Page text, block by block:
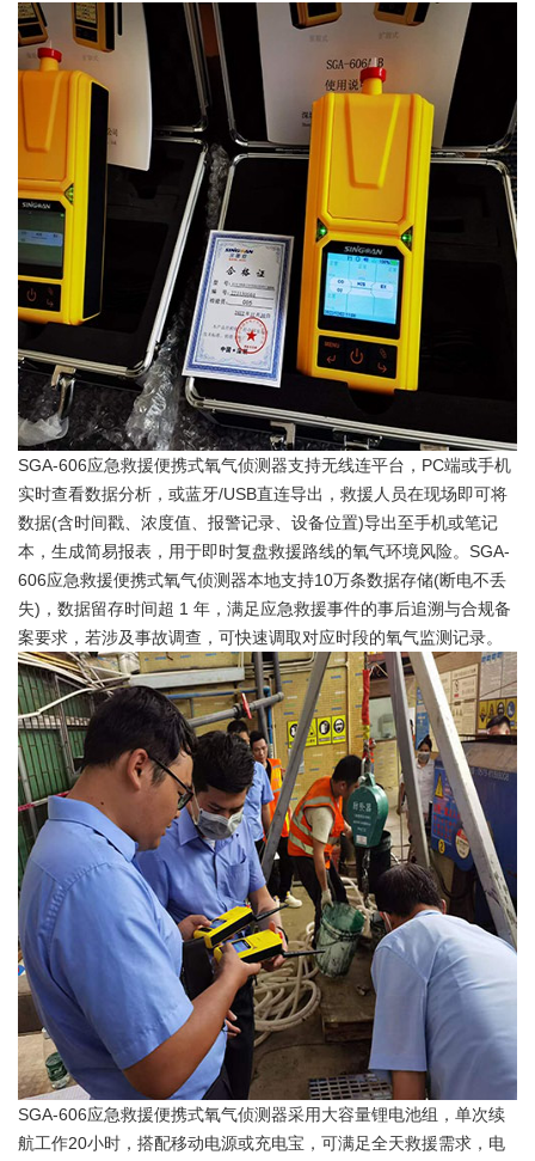
SGA-606应急救援便携式氧气侦测器支持无线连平台，PC端或手机
实时查看数据分析，或蓝牙/USB直连导出，救援人员在现场即可将
数据(含时间戳、浓度值、报警记录、设备位置)导出至手机或笔记
本，生成简易报表，用于即时复盘救援路线的氧气环境风险。SGA-
606应急救援便携式氧气侦测器本地支持10万条数据存储(断电不丢
失)，数据留存时间超 1 年，满足应急救援事件的事后追溯与合规备
案要求，若涉及事故调查，可快速调取对应时段的氧气监测记录。
SGA-606应急救援便携式氧气侦测器采用大容量锂电池组，单次续
航工作20小时，搭配移动电源或充电宝，可满足全天救援需求，电